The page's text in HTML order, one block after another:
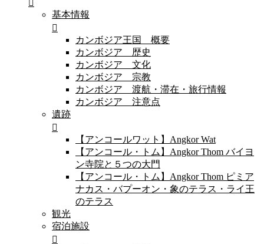
基本情報
カンボジア王国 概要
カンボジア 歴史
カンボジア 文化
カンボジア 宗教
カンボジア 渡航・滞在・旅行情報
カンボジア 注意点
遺跡
【アンコールワット】Angkor Wat
【アンコール・トム】Angkor Thom バイヨ
ン寺院と５つの大門
【アンコール・トム】Angkor Thom ピミア
ナカス・バプーオン・象のテラス・ライ王
のテラス
観光
宿泊施設